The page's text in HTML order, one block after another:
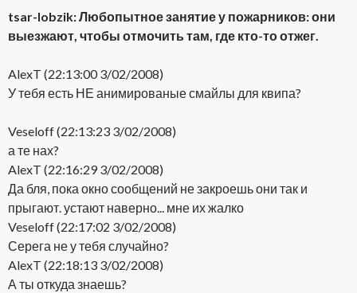
tsar-lobzik: Любопытное занятие у пожарников: они
выезжают, чтобы отмочить там, где кто-то отжег.
AlexT (22:13:00 3/02/2008)
У тебя есть НЕ анимированые смайлы для квипа?
Veseloff (22:13:23 3/02/2008)
а те нах?
AlexT (22:16:29 3/02/2008)
Да бля, пока окно сообщений не закроешь они так и
прыгают. устают наверно... мне их жалко
Veseloff (22:17:02 3/02/2008)
Серега не у тебя случайно?
AlexT (22:18:13 3/02/2008)
А ты откуда знаешь?